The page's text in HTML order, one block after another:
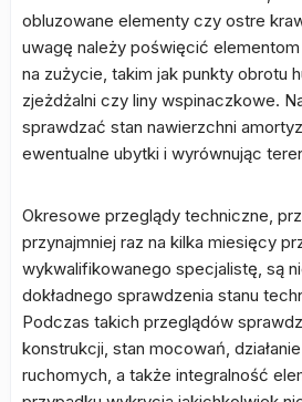
obluzowane elementy czy ostre
uwagę należy poświęcić
na zużycie, takim jak punkty obrotu
zjeżdżalni czy liny wspinaczkowe.
sprawdzać stan nawierzchni
ewentualne ubytki i wyrównując
Okresowe przeglądy techniczne,
przynajmniej raz na kilka miesięcy
wykwalifikowanego specjalistę, są
dokładnego sprawdzenia stanu
Podczas takich przeglądów
konstrukcji, stan mocowań,
ruchomych, a także integralność